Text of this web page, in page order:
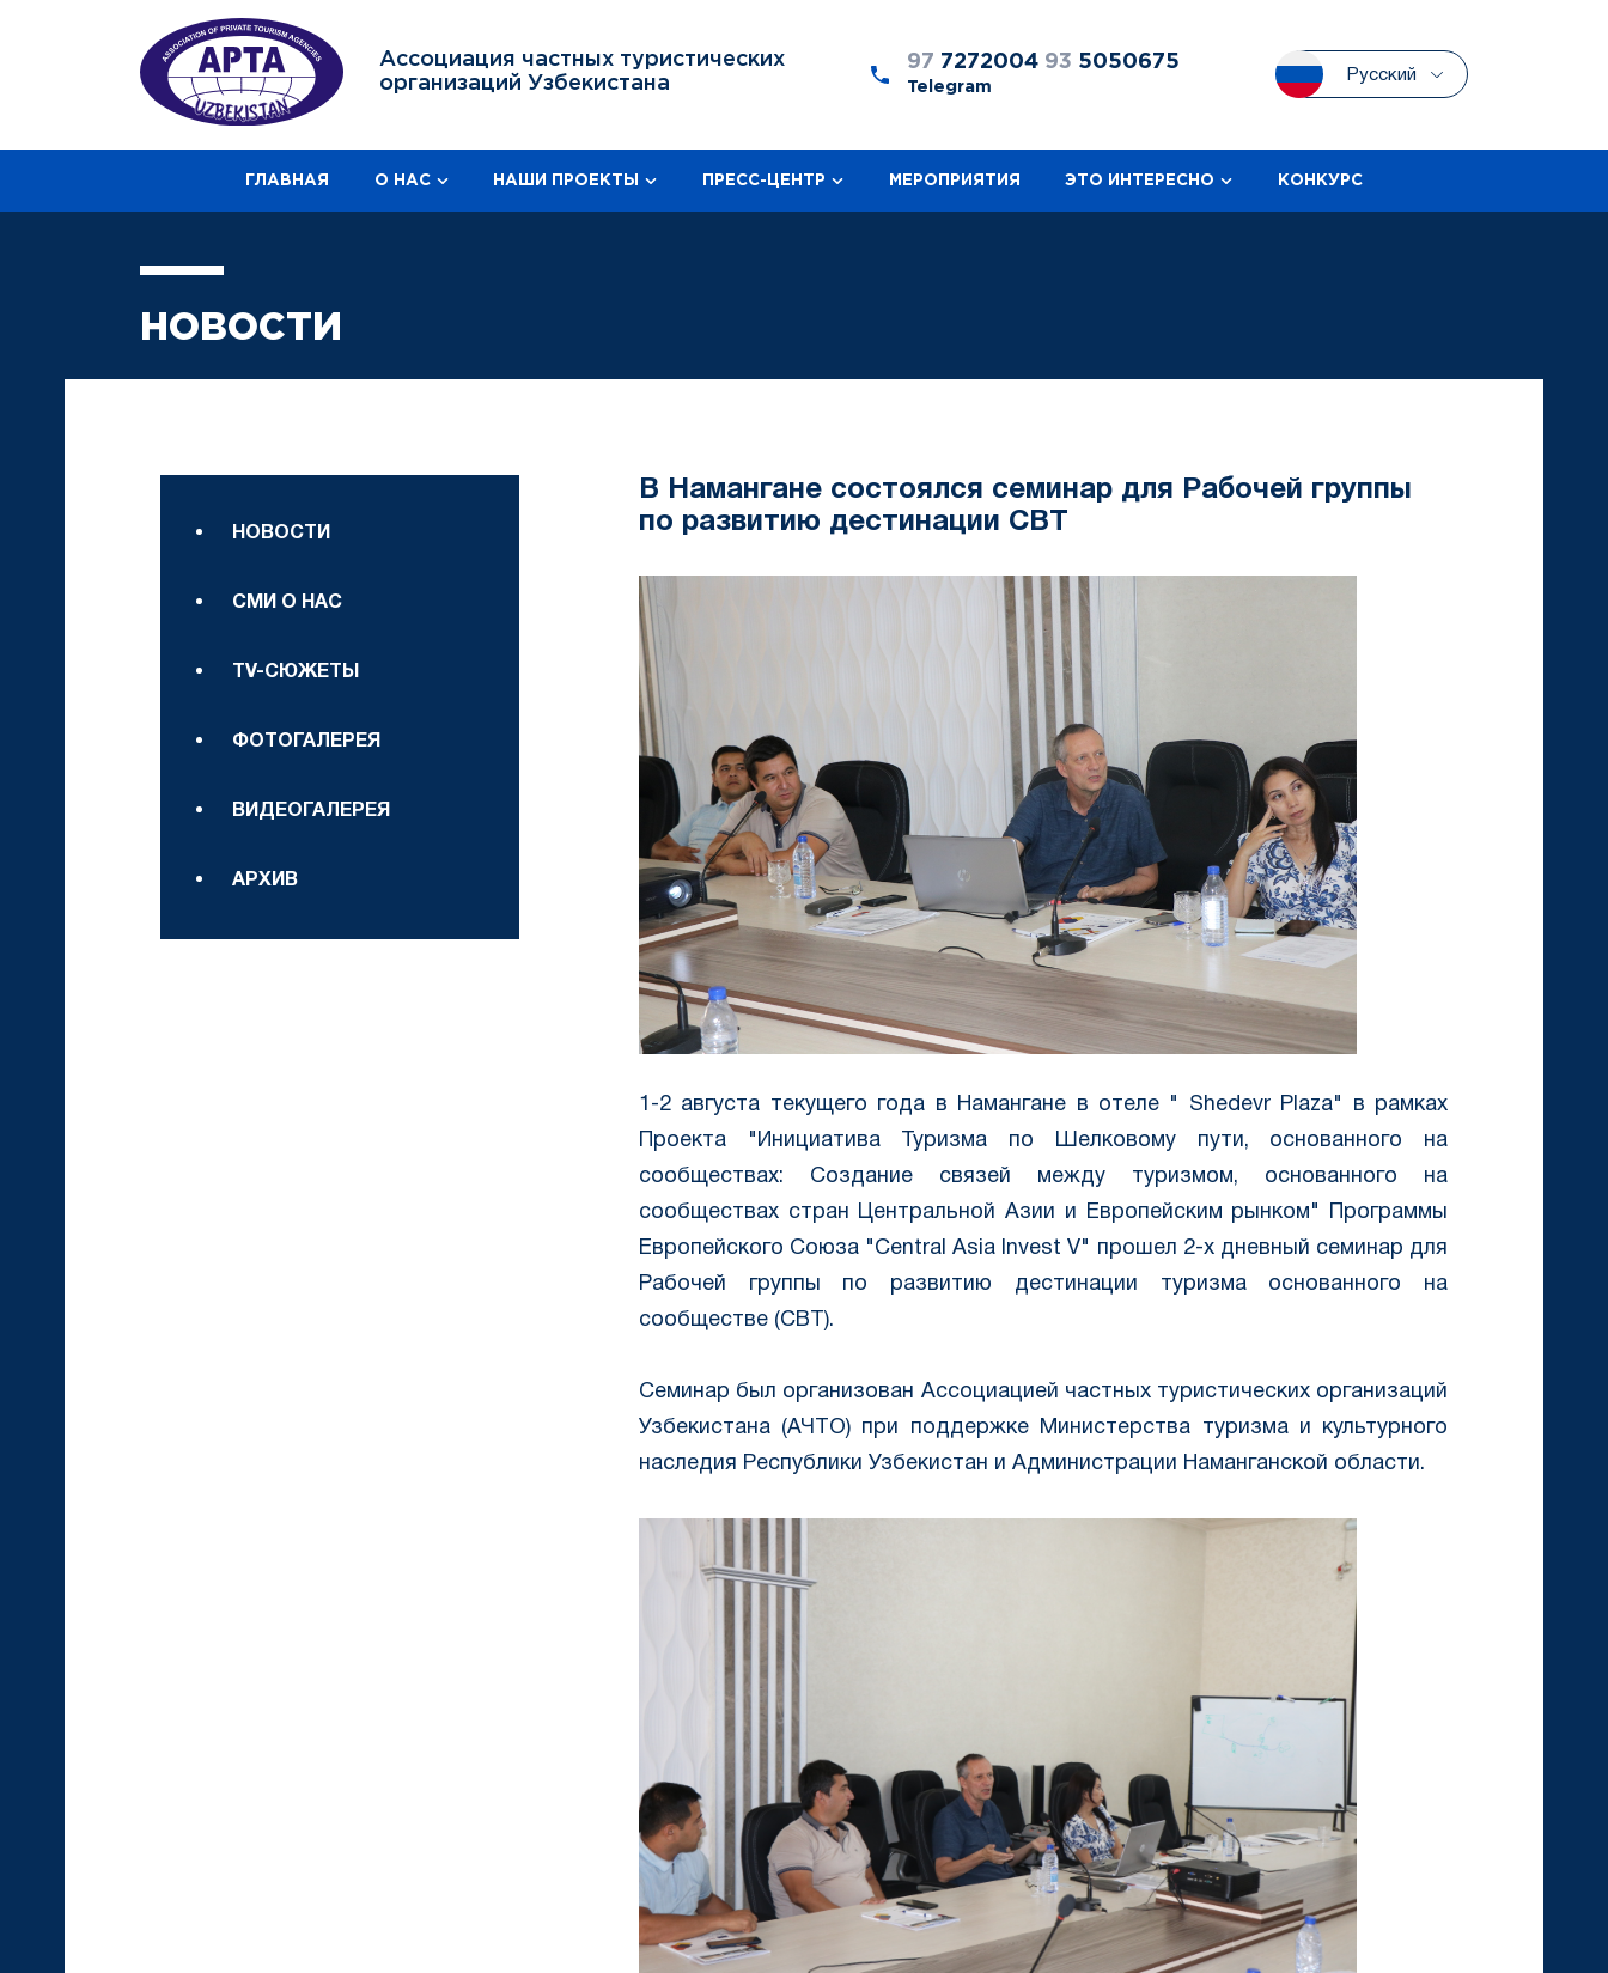
Ассоциация частных туристических
организаций Узбекистана
97 7272004 93 5050675
Telegram
Русский
ГЛАВНАЯ О НАС НАШИ ПРОЕКТЫ ПРЕСС-ЦЕНТР МЕРОПРИЯТИЯ ЭТО ИНТЕРЕСНО КОНКУРС
НОВОСТИ
НОВОСТИ
СМИ О НАС
TV-СЮЖЕТЫ
ФОТОГАЛЕРЕЯ
ВИДЕОГАЛЕРЕЯ
АРХИВ
В Намангане состоялся семинар для Рабочей группы
по развитию дестинации CBT
1-2 августа текущего года в Намангане в отеле " Shedevr Рlaza" в рамках
Проекта "Инициатива Туризма по Шелковому пути, основанного на
сообществах: Создание связей между туризмом, основанного на
сообществах стран Центральной Азии и Европейским рынком" Программы
Европейского Союза "Central Asia Invest V" прошел 2-х дневный семинар для
Рабочей группы по развитию дестинации туризма основанного на
сообществе (CBT).
Семинар был организован Ассоциацией частных туристических организаций
Узбекистана (АЧТО) при поддержке Министерства туризма и культурного
наследия Республики Узбекистан и Администрации Наманганской области.